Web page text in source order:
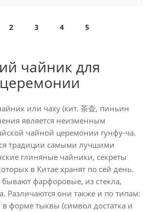
2 3 4 5
чайник для
или чаху (кит. 茶壶, пиньин
является неизменным
чайной церемонии гунфу-ча.
традиции самыми лучшими
глиняные чайники, секреты
в Китае хранят по сей день.
фарфоровые, из стекла,
Различаются они также и по типам:
в форме тыквы (символ достатка и